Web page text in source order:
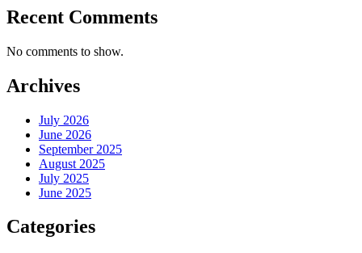
Recent Comments
No comments to show.
Archives
July 2026
June 2026
September 2025
August 2025
July 2025
June 2025
Categories